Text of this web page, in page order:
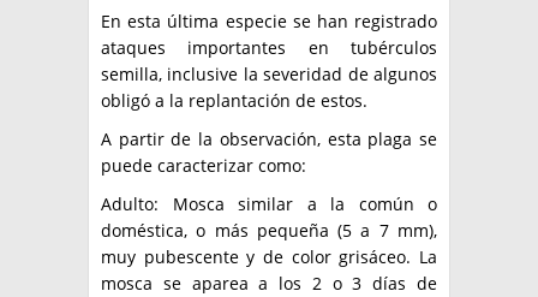
En esta última especie se han registrado
ataques importantes en tubérculos
semilla, inclusive la severidad de algunos
obligó a la replantación de estos.
A partir de la observación, esta plaga se
puede caracterizar como:
Adulto: Mosca similar a la común o
doméstica, o más pequeña (5 a 7 mm),
muy pubescente y de color grisáceo. La
mosca se aparea a los 2 o 3 días de